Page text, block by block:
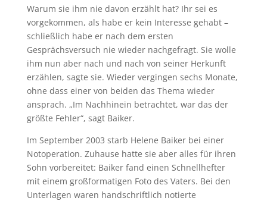
Warum sie ihm nie davon erzählt hat? Ihr sei es
vorgekommen, als habe er kein Interesse gehabt –
schließlich habe er nach dem ersten
Gesprächsversuch nie wieder nachgefragt. Sie wolle
ihm nun aber nach und nach von seiner Herkunft
erzählen, sagte sie. Wieder vergingen sechs Monate,
ohne dass einer von beiden das Thema wieder
ansprach. „Im Nachhinein betrachtet, war das der
größte Fehler“, sagt Baiker.
Im September 2003 starb Helene Baiker bei einer
Notoperation. Zuhause hatte sie aber alles für ihren
Sohn vorbereitet: Baiker fand einen Schnellhefter
mit einem großformatigen Foto des Vaters. Bei den
Unterlagen waren handschriftlich notierte